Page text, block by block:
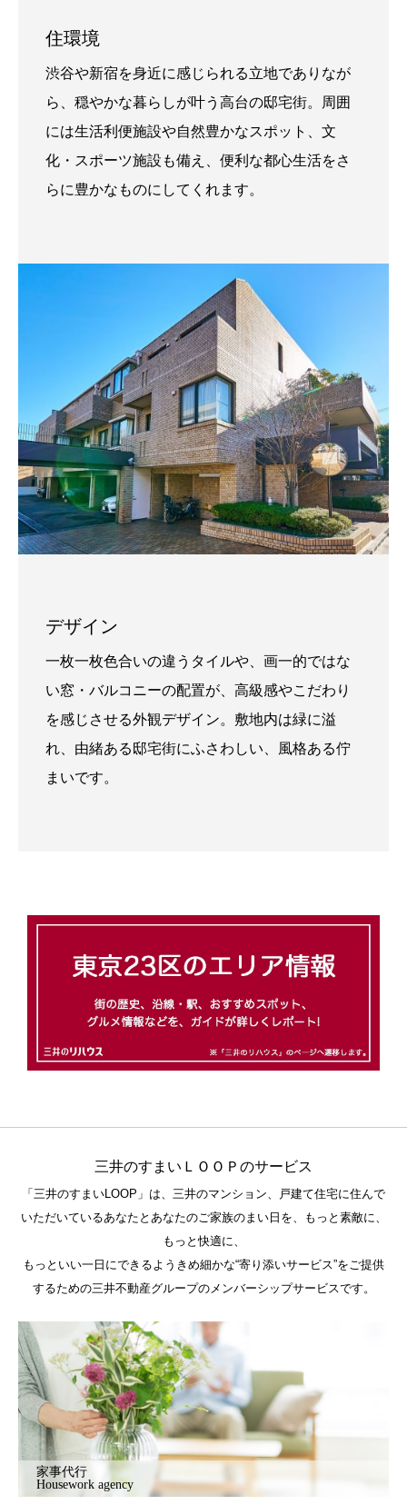
住環境
渋谷や新宿を身近に感じられる立地でありなが
ら、穏やかな暮らしが叶う高台の邸宅街。周囲
には生活利便施設や自然豊かなスポット、文
化・スポーツ施設も備え、便利な都心生活をさ
らに豊かなものにしてくれます。
デザイン
一枚一枚色合いの違うタイルや、画一的ではな
い窓・バルコニーの配置が、高級感やこだわり
を感じさせる外観デザイン。敷地内は緑に溢
れ、由緒ある邸宅街にふさわしい、風格ある佇
まいです。
三井のすまいＬＯＯＰのサービス
「三井のすまいLOOP」は、三井のマンション、戸建て住宅に住んで
いただいているあなたとあなたのご家族のまい日を、もっと素敵に、
もっと快適に、
もっといい一日にできるようきめ細かな“寄り添いサービス”をご提供
するための三井不動産グループのメンバーシップサービスです。
家事代行
Housework agency